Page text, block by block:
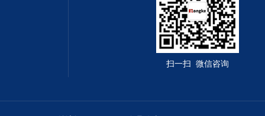
扫一扫 微信咨询